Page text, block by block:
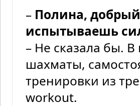
– Полина,
испытываешь
– Не сказала бы.
шахматы,
тренировки из
workout.